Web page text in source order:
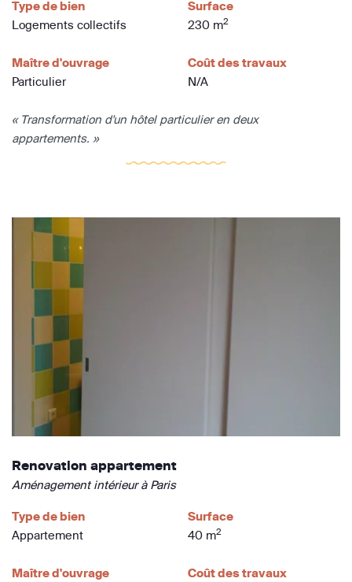
Type de bien
Logements collectifs
Surface
230 m2
Maître d'ouvrage
Particulier
Coût des travaux
N/A
« Transformation d'un hôtel particulier en deux
appartements. »
Renovation appartement
Aménagement intérieur à Paris
Type de bien
Appartement
Surface
40 m2
Maître d'ouvrage
Coût des travaux